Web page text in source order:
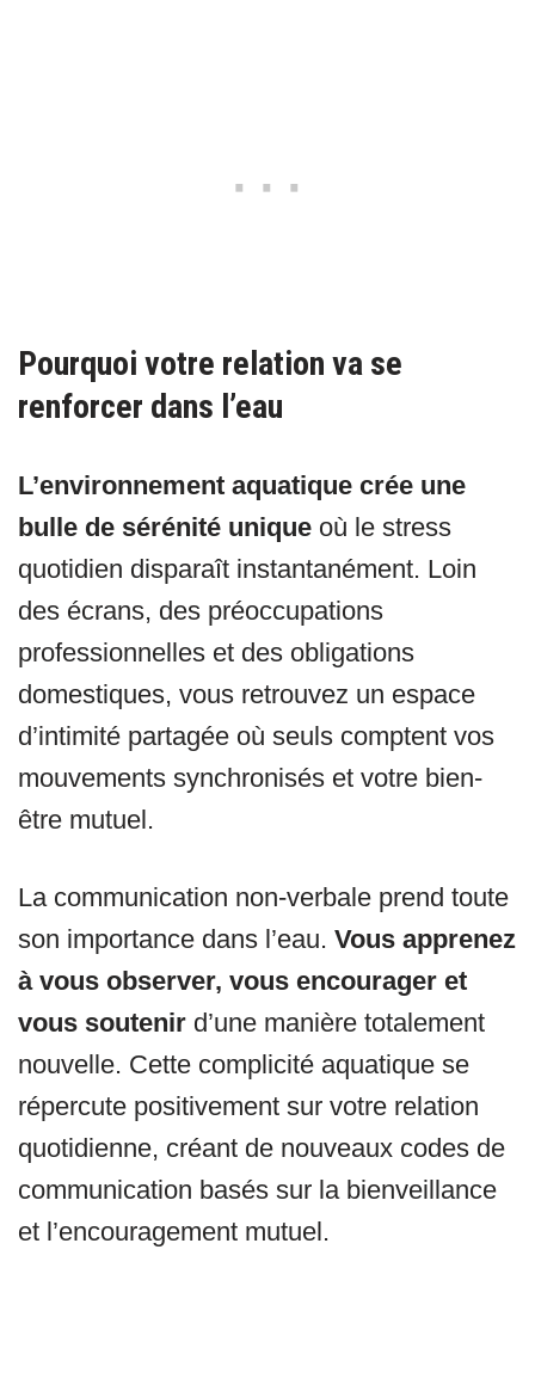
Pourquoi votre relation va se
renforcer dans l’eau
L’environnement aquatique crée une
bulle de sérénité unique où le stress
quotidien disparaît instantanément. Loin
des écrans, des préoccupations
professionnelles et des obligations
domestiques, vous retrouvez un espace
d’intimité partagée où seuls comptent vos
mouvements synchronisés et votre bien-
être mutuel.
La communication non-verbale prend toute
son importance dans l’eau. Vous apprenez
à vous observer, vous encourager et
vous soutenir d’une manière totalement
nouvelle. Cette complicité aquatique se
répercute positivement sur votre relation
quotidienne, créant de nouveaux codes de
communication basés sur la bienveillance
et l’encouragement mutuel.